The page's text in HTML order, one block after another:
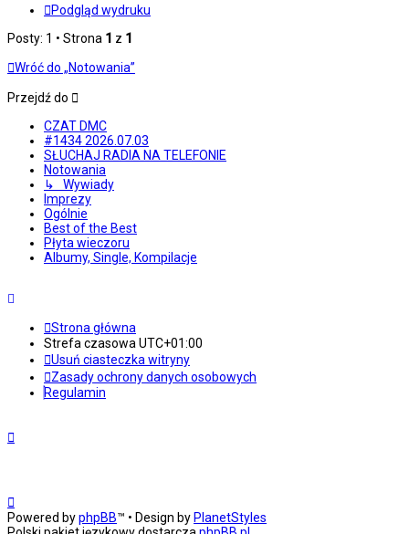
Podgląd wydruku
Posty: 1 • Strona 1 z 1
Wróć do „Notowania”
Przejdź do
CZAT DMC
#1434 2026.07.03
SŁUCHAJ RADIA NA TELEFONIE
Notowania
↳ Wywiady
Imprezy
Ogólnie
Best of the Best
Płyta wieczoru
Albumy, Single, Kompilacje
Strona główna
Strefa czasowaUTC+01:00
Usuń ciasteczka witryny
Zasady ochrony danych osobowych
Regulamin
Powered byphpBB™ • Design by PlanetStyles